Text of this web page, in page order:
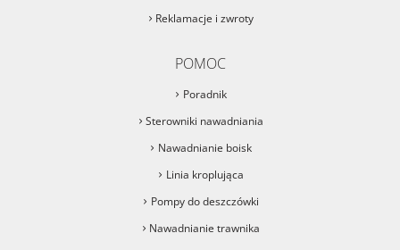
Reklamacje i zwroty
POMOC
Poradnik
Sterowniki nawadniania
Nawadnianie boisk
Linia kroplująca
Pompy do deszczówki
Nawadnianie trawnika